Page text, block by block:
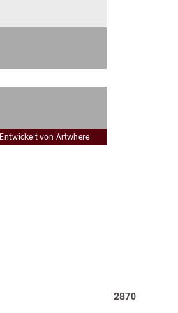
2870
Entwickelt von Artwhere